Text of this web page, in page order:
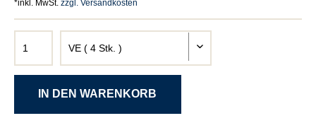
*inkl. MwSt. zzgl. Versandkosten